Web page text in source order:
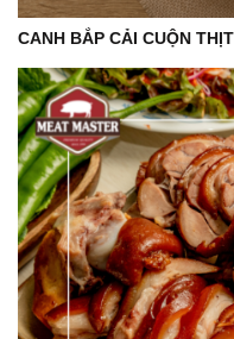
CANH BẮP CẢI CUỘN